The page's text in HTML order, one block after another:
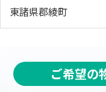
東諸県郡綾町
ご希望の